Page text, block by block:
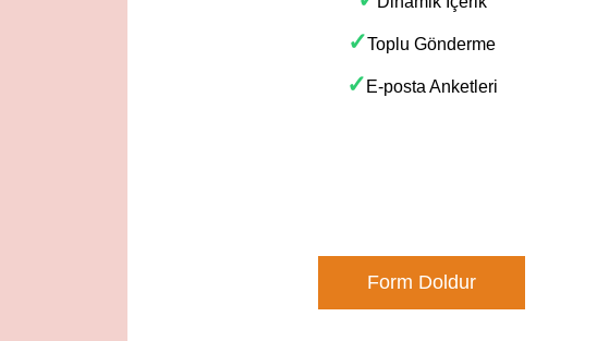
✓Toplu Gönderme
✓ E-posta Anketleri
Form Doldur